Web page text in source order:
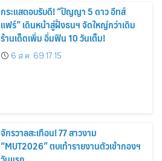
กระแสตอบรับดี! “ปัญญา 5 ดาว อีทส์
แฟร์” เดินหน้าสู่ฝั่งธนฯ จัดใหญ่กว่าเดิม
ร้านเด็ดเพิ่ม อิ่มฟิน 10 วันเต็ม!
6 ส.ค. 69 17:15
จักรวาลสะเทือน! 77 สาวงาม
“MUT2026” ตบเท้ารายงานตัวเข้ากองฯ